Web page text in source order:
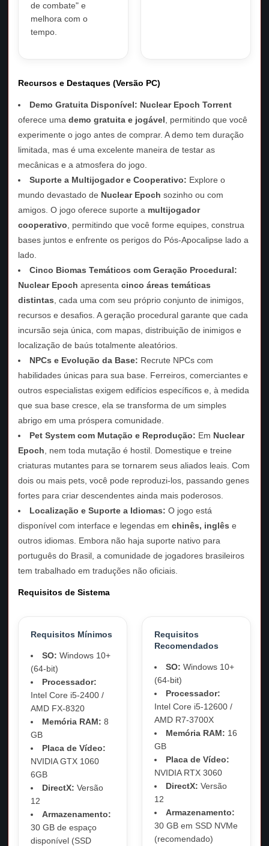
de combate" e
melhora com o
tempo.
Recursos e Destaques (Versão PC)
Demo Gratuita Disponível: Nuclear Epoch Torrent
oferece umademo gratuita e jogável , permitindo que você
experimente o jogo antes de comprar. A demo tem duração
limitada, mas é uma excelente maneira de testar as
mecânicas e a atmosfera do jogo.
Suporte a Multijogador e Cooperativo: Explore o
mundo devastado de Nuclear Epoch sozinho ou com
amigos. O jogo oferece suporte a multijogador
cooperativo , permitindo que você forme equipes, construa
bases juntos e enfrente os perigos do Pós-Apocalipse lado a
lado.
Cinco Biomas Temáticos com Geração Procedural:
Nuclear Epoch apresentacinco áreas temáticas
distintas , cada uma com seu próprio conjunto de inimigos,
recursos e desafios. A geração procedural garante que cada
incursão seja única, com mapas, distribuição de inimigos e
localização de baús totalmente aleatórios.
NPCs e Evolução da Base: Recrute NPCs com
habilidades únicas para sua base. Ferreiros, comerciantes e
outros especialistas exigem edifícios específicos e, à medida
que sua base cresce, ela se transforma de um simples
abrigo em uma próspera comunidade.
Pet System com Mutação e Reprodução: Em Nuclear
Epoch , nem toda mutação é hostil. Domestique e treine
criaturas mutantes para se tornarem seus aliados leais. Com
dois ou mais pets, você pode reproduzi-los, passando genes
fortes para criar descendentes ainda mais poderosos.
Localização e Suporte a Idiomas: O jogo está
disponível com interface e legendas emchinês, inglês e
outros idiomas. Embora não haja suporte nativo para
português do Brasil, a comunidade de jogadores brasileiros
tem trabalhado em traduções não oficiais.
Requisitos de Sistema
Requisitos Mínimos
SO: Windows 10+
(64-bit)
Processador:
Intel Core i5-2400 /
AMD FX-8320
Memória RAM: 8
GB
Placa de Vídeo:
NVIDIA GTX 1060
6GB
DirectX: Versão
12
Armazenamento:
30 GB de espaço
disponível (SSD
Requisitos
Recomendados
SO: Windows 10+
(64-bit)
Processador:
Intel Core i5-12600 /
AMD R7-3700X
Memória RAM: 16
GB
Placa de Vídeo:
NVIDIA RTX 3060
DirectX: Versão
12
Armazenamento:
30 GB em SSD NVMe
(recomendado)